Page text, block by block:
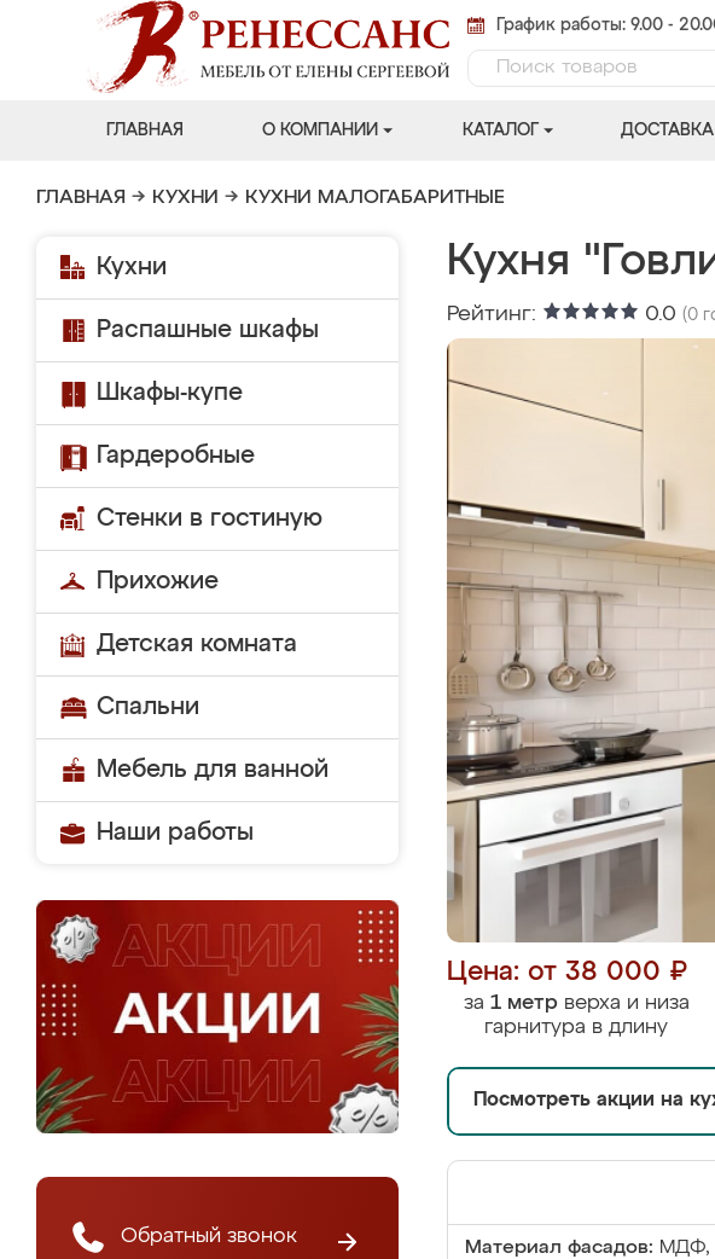
График работы: 9.00 -
ГЛАВНАЯ О КОМПАНИИ КАТАЛОГ
ГЛАВНАЯ → КУХНИ → КУХНИ МАЛОГАБАРИТНЫЕ
Кухни
Распашные шкафы
Шкафы-купе
Гардеробные
Стенки в гостиную
Прихожие
Детская комната
Спальни
Мебель для ванной
Наши работы
Обратный звонок
Кухня
Рейтинг: 0.0 (0
Цена: от 38 000 ₽
за 1 метрверха и низа
гарнитура в длину
Посмотреть акции на
Материал фасадов: МДФ,